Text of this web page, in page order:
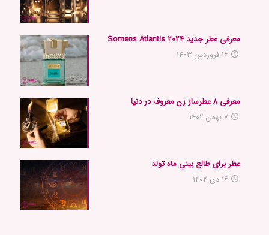
معرفی عطر جدید 2024 Somens Atlantis
۱۶ فروردین ۱۴۰۳
معرفی ۸ عطرساز زن معروف در دنیا
۷ بهمن ۱۴۰۲
عطر برای طالع بینی ماه تولد
۱۶ دی ۱۴۰۲